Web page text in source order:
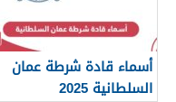
أسماء قادة شرطة عمان
السلطانية 2025